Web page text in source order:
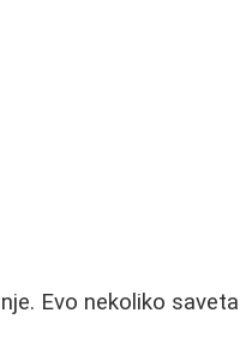
Evo nekoliko